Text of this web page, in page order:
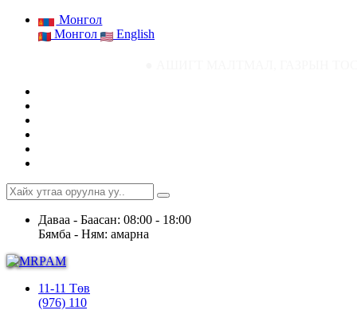
Монгол
Монгол
English
Даваа - Баасан: 08:00 - 18:00
Бямба - Ням: амарна
11-11 Төв
(976) 110